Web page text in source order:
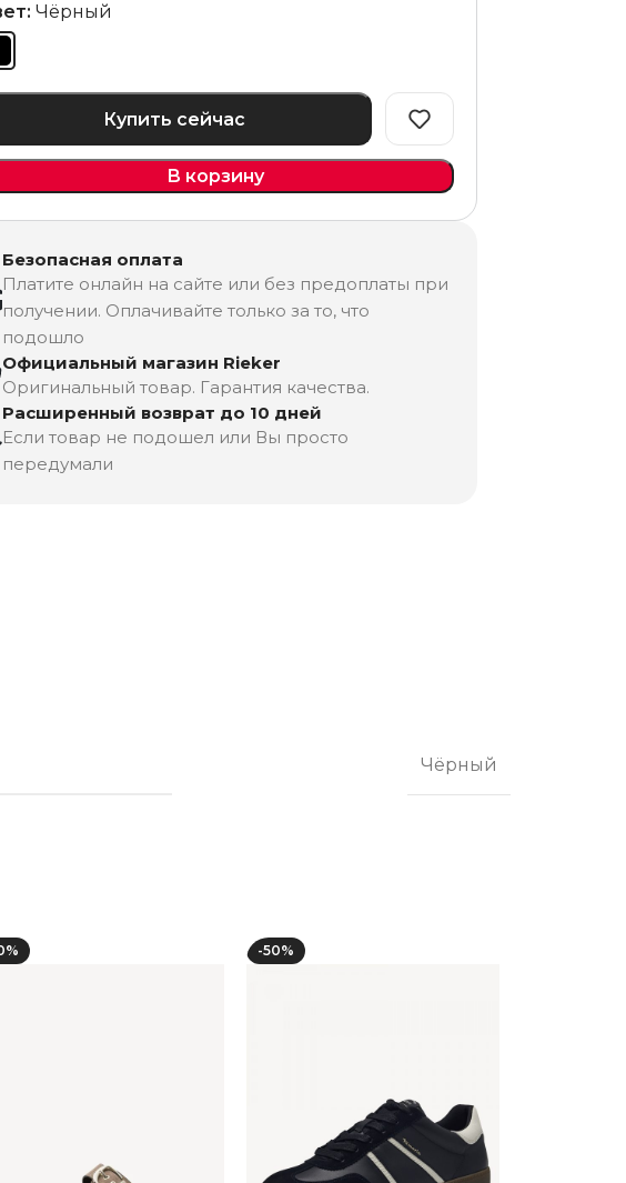
Чёрный
В корзину
Купить сейчас
Безопасная оплата
Платите онлайн на сайте или без предоплаты при
получении. Оплачивайте только за то, что
подошло
Официальный магазин Rieker
Оригинальный товар. Гарантия качества.
Расширенный возврат до 10 дней
Если товар не подошел или Вы просто
передумали
Чёрный
-50%